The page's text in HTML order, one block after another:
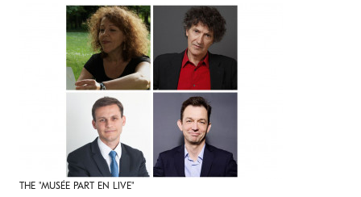
THE "MUSÉE PART EN LIVE"